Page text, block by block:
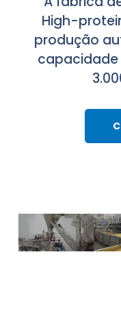
High-
produção